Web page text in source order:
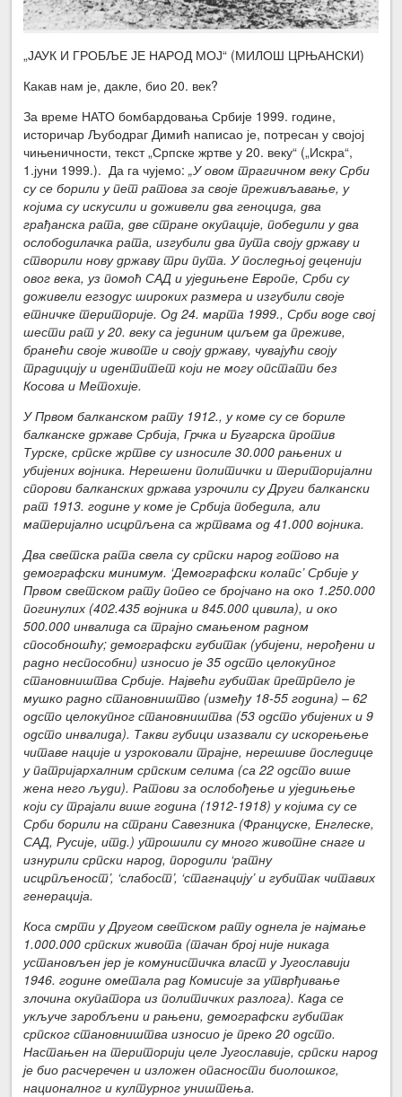
„ЈАУК И ГРОБЉЕ ЈЕ НАРОД МОЈ“ (МИЛОШ ЦРЊАНСКИ)
Какав нам је, дакле, био 20. век?
За време НАТО бомбардовања Србије 1999. године,
историчар Љубодраг Димић написао је, потресан у својој
чињеничности, текст „Српске жртве у 20. веку“ („Искра“,
1.јуни 1999.). Да га чујемо:„У овом трагичном веку Срби
су се борили у пет ратова за своје преживљавање, у
којима су искусили и доживели два геноцида, два
грађанска рата, две стране окупације, победили у два
ослободилачка рата, изгубили два пута своју државу и
створили нову државу три пута. У последњој деценији
овог века, уз помоћ САД и уједињене Европе, Срби су
доживели егзодус широких размера и изгубили своје
етничке територије. Од 24. марта 1999., Срби воде свој
шести рат у 20. веку са јединим циљем да преживе,
бранећи своје животе и своју државу, чувајући своју
традицију и идентитет који не могу опстати без
Косова и Метохије.
У Првом балканском рату 1912., у коме су се бориле
балканске државе Србија, Грчка и Бугарска против
Турске, српске жртве су износиле 30.000 рањених и
убијених војника. Нерешени политички и територијални
спорови балканских држава узрочили су Други балкански
рат 1913. године у коме је Србија победила, али
материјално исцрпљена са жртвама од 41.000 војника.
Два светска рата свела су српски народ готово на
демографски минимум. ‘Демографски колапс’ Србије у
Првом светском рату попео се бројчано на око 1.250.000
погинулих (402.435 војника и 845.000 цивила), и око
500.000 инвалида са трајно смањеном радном
способношћу; демографски губитак (убијени, нерођени и
радно неспособни) износио је 35 одсто целокупног
становништва Србије. Највећи губитак претрпело је
мушко радно становништво (између 18-55 година) – 62
одсто целокупног становништва (53 одсто убијених и 9
одсто инвалида). Такви губици изазвали су искорењење
читаве нације и узроковали трајне, нерешиве последице
у патријархалним српским селима (са 22 одсто више
жена него људи). Ратови за ослобођење и уједињење
који су трајали више година (1912-1918) у којима су се
Срби борили на страни Савезника (Француске, Енглеске,
САД, Русије, итд.) утрошили су много животне снаге и
изнурили српски народ, породили ‘ратну
исцрпљеност’, ‘слабост’, ‘стагнацију’ и губитак читавих
генерација.
Коса смрти у Другом светском рату однела је најмање
1.000.000 српских живота (тачан број није никада
установљен јер је комунистичка власт у Југославији
1946. године ометала рад Комисије за утврђивање
злочина окупатора из политичких разлога). Када се
укључе заробљени и рањени, демографски губитак
српског становништва износио је преко 20 одсто.
Настањен на територији целе Југославије, српски народ
је био расчеречен и изложен опасности биолошког,
националног и културног уништења.